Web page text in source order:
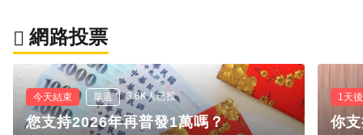
網路投票
今天結束 單選 3.6K人已投
您支持2026年再普發1萬嗎？
1天
你